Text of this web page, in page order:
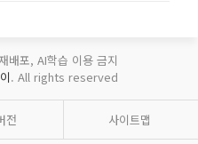
배포, AI학습 이용 금지
. All rights reserved
전 사이트맵